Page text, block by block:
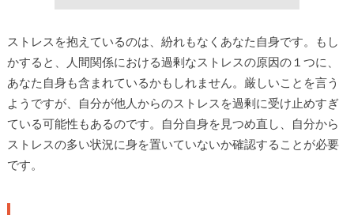
ストレスを抱えているのは、紛れもなくあなた自身です。もし
かすると、人間関係における過剰なストレスの原因の１つに、
あなた自身も含まれているかもしれません。厳しいことを言う
ようですが、自分が他人からのストレスを過剰に受け止めすぎ
ている可能性もあるのです。自分自身を見つめ直し、自分から
ストレスの多い状況に身を置いていないか確認することが必要
です。